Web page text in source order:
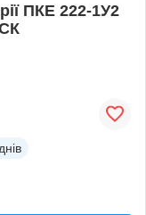
ПКЕ 222-1У2